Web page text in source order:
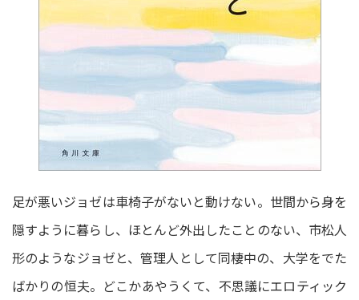
足が悪いジョゼは車椅子がないと動けない。世間から身を
隠すように暮らし、ほとんど外出したことのない、市松人
形のようなジョゼと、管理人として同棲中の、大学をでた
ばかりの恒夫。どこかあやうくて、不思議にエロティック